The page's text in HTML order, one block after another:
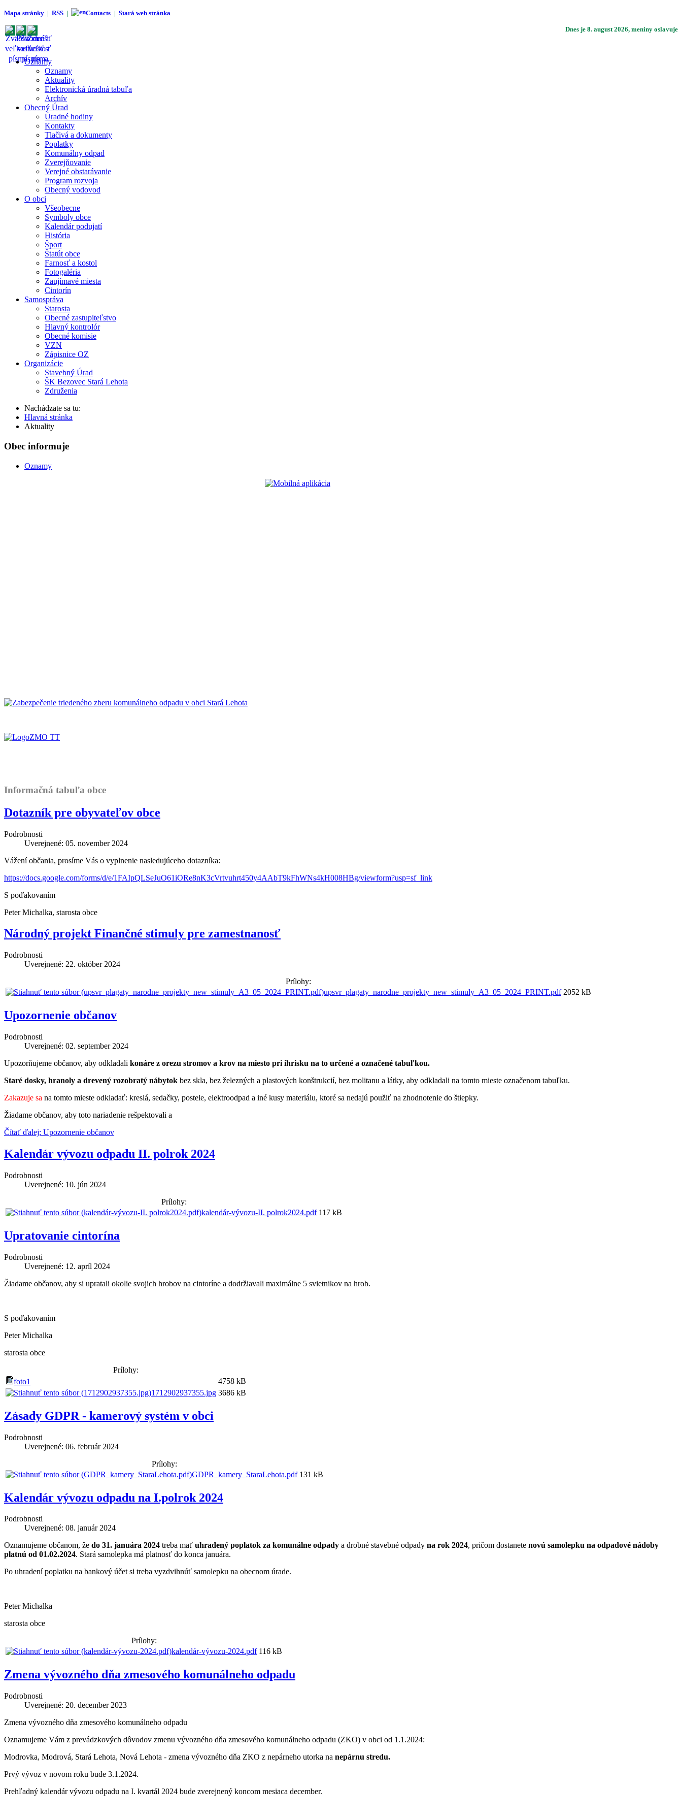
Mapa stránky | RSS | Contacts | Stará web stránka
Dnes je 8. august 2026, meniny oslavuje
Oznamy
Oznamy
Aktuality
Elektronická úradná tabuľa
Archív
Obecný Úrad
Úradné hodiny
Kontakty
Tlačivá a dokumenty
Poplatky
Komunálny odpad
Zverejňovanie
Verejné obstarávanie
Program rozvoja
Obecný vodovod
O obci
Všeobecne
Symboly obce
Kalendár podujatí
História
Šport
Štatút obce
Farnosť a kostol
Fotogaléria
Zaujímavé miesta
Cintorín
Samospráva
Starosta
Obecné zastupiteľstvo
Hlavný kontrolór
Obecné komisie
VZN
Zápisnice OZ
Organizácie
Stavebný Úrad
ŠK Bezovec Stará Lehota
Združenia
Nachádzate sa tu:
Hlavná stránka
Aktuality
Obec informuje
Oznamy
Informačná tabuľa obce
Dotazník pre obyvateľov obce
Podrobnosti
Uverejnené: 05. november 2024
Vážení občania, prosíme Vás o vyplnenie nasledujúceho dotazníka:
https://docs.google.com/forms/d/e/1FAIpQLSeJuO61iORe8nK3cVrtvuhrt450y4AAbT9kFhWNs4kH008HBg/viewform?usp=sf_link
S poďakovaním
Peter Michalka, starosta obce
Národný projekt Finančné stimuly pre zamestnanosť
Podrobnosti
Uverejnené: 22. október 2024
Prílohy:
upsvr_plagaty_narodne_projekty_new_stimuly_A3_05_2024_PRINT.pdf 2052 kB
Upozornenie občanov
Podrobnosti
Uverejnené: 02. september 2024
Upozorňujeme občanov, aby odkladali konáre z orezu stromov a krov na miesto pri ihrisku na to určené a označené tabuľkou.
Staré dosky, hranoly a drevený rozobratý nábytok bez skla, bez železných a plastových konštrukcií, bez molitanu a látky, aby odkladali na tomto mieste označenom tabuľku.
Zakazuje sa na tomto mieste odkladať: kreslá, sedačky, postele, elektroodpad a iné kusy materiálu, ktoré sa nedajú použiť na zhodnotenie do štiepky.
Žiadame občanov, aby toto nariadenie rešpektovali a
Čítať ďalej: Upozornenie občanov
Kalendár vývozu odpadu II. polrok 2024
Podrobnosti
Uverejnené: 10. jún 2024
Prílohy:
kalendár-vývozu-II. polrok2024.pdf 117 kB
Upratovanie cintorína
Podrobnosti
Uverejnené: 12. apríl 2024
Žiadame občanov, aby si upratali okolie svojich hrobov na cintoríne a dodržiavali maximálne 5 svietnikov na hrob.
S poďakovaním
Peter Michalka
starosta obce
Prílohy:
foto1
4758 kB
1712902937355.jpg 3686 kB
Zásady GDPR - kamerový systém v obci
Podrobnosti
Uverejnené: 06. február 2024
Prílohy:
GDPR_kamery_StaraLehota.pdf 131 kB
Kalendár vývozu odpadu na I.polrok 2024
Podrobnosti
Uverejnené: 08. január 2024
Oznamujeme občanom, že do 31. januára 2024 treba mať uhradený poplatok za komunálne odpady a drobné stavebné odpady na rok 2024, pričom dostanete novú samolepku na odpadové nádoby
platnú od 01.02.2024. Stará samolepka má platnosť do konca januára.
Po uhradení poplatku na bankový účet si treba vyzdvihnúť samolepku na obecnom úrade.
Peter Michalka
starosta obce
Prílohy:
kalendár-vývozu-2024.pdf 116 kB
Zmena vývozného dňa zmesového komunálneho odpadu
Podrobnosti
Uverejnené: 20. december 2023
Zmena vývozného dňa zmesového komunálneho odpadu
Oznamujeme Vám z prevádzkových dôvodov zmenu vývozného dňa zmesového komunálneho odpadu (ZKO) v obci od 1.1.2024:
Modrovka, Modrová, Stará Lehota, Nová Lehota - zmena vývozného dňa ZKO z nepárneho utorka na nepárnu stredu.
Prvý vývoz v novom roku bude 3.1.2024.
Prehľadný kalendár vývozu odpadu na I. kvartál 2024 bude zverejnený koncom mesiaca december.